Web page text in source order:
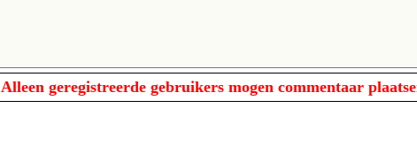
Alleen geregistreerde gebruikers mogen commentaar